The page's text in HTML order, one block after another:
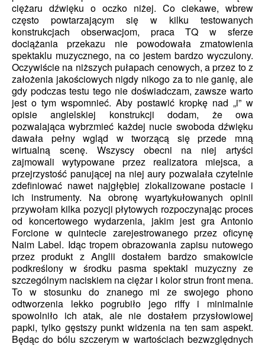
ciężaru dźwięku o oczko niżej. Co ciekawe, wbrew
często powtarzającym się w kilku testowanych
konstrukcjach obserwacjom, praca TQ w sferze
dociążania przekazu nie powodowała zmatowienia
spektaklu muzycznego, na co jestem bardzo wyczulony.
Oczywiście na niższych pułapach cenowych, a przez to z
założenia jakościowych nigdy nikogo za to nie ganię, ale
gdy podczas testu tego nie doświadczam, zawsze warto
jest o tym wspomnieć. Aby postawić kropkę nad „i” w
opisie angielskiej konstrukcji dodam, że owa
pozwalająca wybrzmieć każdej nucie swoboda dźwięku
dawała pełny wgląd w tworzącą się przede mną
wirtualną scenę. Wszyscy obecni na niej artyści
zajmowali wytypowane przez realizatora miejsca, a
przejrzystość panującej na niej aury pozwalała czytelnie
zdefiniować nawet najgłębiej zlokalizowane postacie i
ich instrumenty. Na obronę wyartykułowanych opinii
przywołam kilka pozycji płytowych rozpoczynając proces
od koncertowego wydarzenia, jakim jest gra Antonio
Forcione w quintecie zarejestrowanego przez oficynę
Naim Label. Idąc tropem obrazowania zapisu nutowego
przez produkt z Anglii dostałem bardzo smakowicie
podkreślony w środku pasma spektakl muzyczny ze
szczególnym naciskiem na ciężar i kolor strun front mena.
To w stosunku do znanego mi ze swojego phono
odtworzenia lekko pogrubiło jego riffy i minimalnie
spowolniło ich atak, ale nie dostałem przysłowiowej
papki, tylko gęstszy punkt widzenia na ten sam aspekt.
Będąc do bólu szczerym w wartościach bezwzględnych